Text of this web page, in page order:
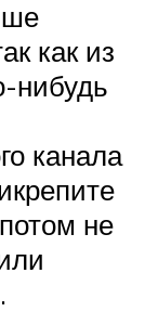
как из
нибудь
канала
не